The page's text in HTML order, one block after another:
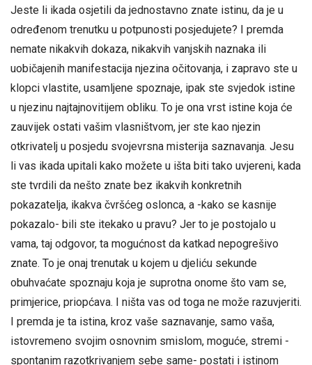
Jeste li ikada osjetili da jednostavno znate istinu, da je u
određenom trenutku u potpunosti posjedujete? I premda
nemate nikakvih dokaza, nikakvih vanjskih naznaka ili
uobičajenih manifestacija njezina očitovanja, i zapravo ste u
klopci vlastite, usamljene spoznaje, ipak ste svjedok istine
u njezinu najtajnovitijem obliku. To je ona vrst istine koja će
zauvijek ostati vašim vlasništvom, jer ste kao njezin
otkrivatelj u posjedu svojevrsna misterija saznavanja. Jesu
li vas ikada upitali kako možete u išta biti tako uvjereni, kada
ste tvrdili da nešto znate bez ikakvih konkretnih
pokazatelja, ikakva čvršćeg oslonca, a -kako se kasnije
pokazalo- bili ste itekako u pravu? Jer to je postojalo u
vama, taj odgovor, ta mogućnost da katkad nepogrešivo
znate. To je onaj trenutak u kojem u djeliću sekunde
obuhvaćate spoznaju koja je suprotna onome što vam se,
primjerice, priopćava. I ništa vas od toga ne može razuvjeriti.
I premda je ta istina, kroz vaše saznavanje, samo vaša,
istovremeno svojim osnovnim smislom, moguće, stremi -
spontanim razotkrivanjem sebe same- postati i istinom